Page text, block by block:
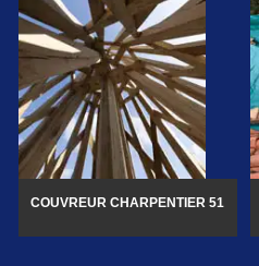
COUVREUR CHARPENTIER 51